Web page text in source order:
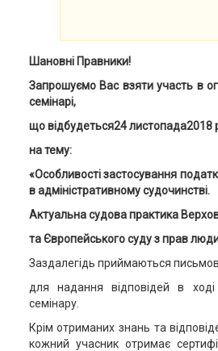
Шановні Правники!
Запрошуємо Вас взяти участь в
семінарі,
що відбудеться24 листопада2018
на тему:
«Особливості застосування
в адміністративному судочинстві.
Актуальна судова практика
та Європейського суду з прав
Заздалегідь приймаються
для надання відповідей в
семінару.
Крім отриманих знань та
кожний учасник отримає